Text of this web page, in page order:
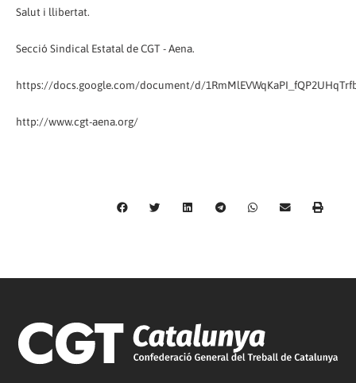
Salut i llibertat.
Secció Sindical Estatal de CGT - Aena.
https://docs.google.com/document/d/
http://www.cgt-aena.org/